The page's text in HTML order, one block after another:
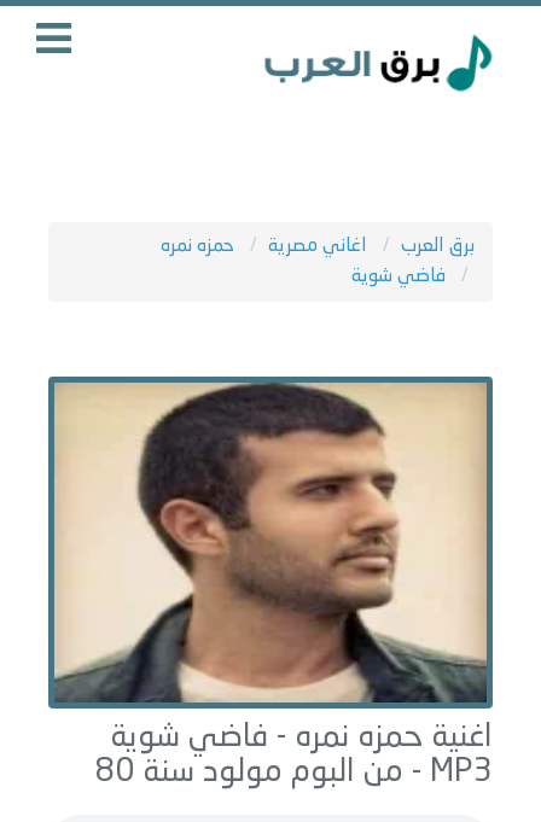
برق العرب اغاني مصرية
حمزه نمره
فاضي شوية
اغنية حمزه نمره - فاضي شوية
MP3 - من البوم
مولود سنة 80